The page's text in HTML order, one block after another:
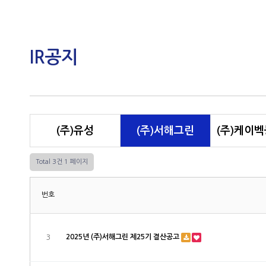
IR공지
(주)유성 (주)서해그린 (주)케이
Total 3건 1 페이지
번호
3 2025년 (주)서해그린 제25기 결산공고